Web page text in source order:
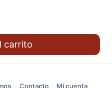
carrito
Contacto Mi cuenta